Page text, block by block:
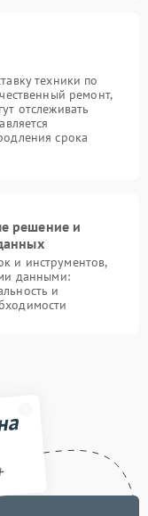
техники по
ремонт,
отслеживать
срока
решение и
и инструментов,
данными:
и